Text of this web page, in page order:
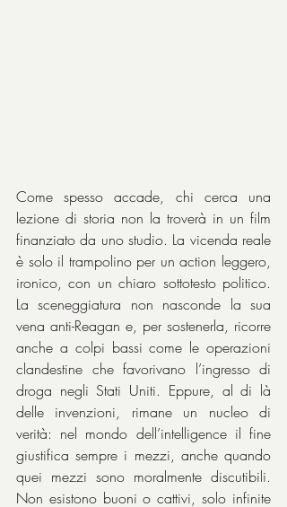
Come spesso accade, chi cerca una
lezione di storia non la troverà in un film
finanziato da uno studio. La vicenda reale
è solo il trampolino per un action leggero,
ironico, con un chiaro sottotesto politico.
La sceneggiatura non nasconde la sua
vena anti-Reagan e, per sostenerla, ricorre
anche a colpi bassi come le operazioni
clandestine che favorivano l’ingresso di
droga negli Stati Uniti. Eppure, al di là
delle invenzioni, rimane un nucleo di
verità: nel mondo dell’intelligence il fine
giustifica sempre i mezzi, anche quando
quei mezzi sono moralmente discutibili.
Non esistono buoni o cattivi, solo infinite